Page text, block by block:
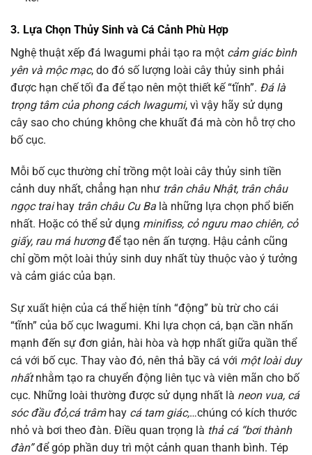
3. Lựa Chọn Thủy Sinh và Cá Cảnh Phù Hợp
Nghệ thuật xếp đá Iwagumi phải tạo ra một cảm giác bình
yên và mộc mạc, do đó số lượng loài cây thủy sinh phải
được hạn chế tối đa để tạo nên một thiết kế “tĩnh”. Đá là
trọng tâm của phong cách Iwagumi, vì vậy hãy sử dụng
cây sao cho chúng không che khuất đá mà còn hỗ trợ cho
bố cục.
Mỗi bố cục thường chỉ trồng một loài cây thủy sinh tiền
cảnh duy nhất, chẳng hạn như trân châu Nhật, trân châu
ngọc traihay trân châu Cu Ba là những lựa chọn phổ biến
nhất. Hoặc có thể sử dụng minifiss, cỏ ngưu mao chiên, cỏ
giấy, rau má hươngđể tạo nên ấn tượng. Hậu cảnh cũng
chỉ gồm một loài thủy sinh duy nhất tùy thuộc vào ý tưởng
và cảm giác của bạn.
Sự xuất hiện của cá thể hiện tính “động” bù trừ cho cái
“tĩnh” của bố cục Iwagumi. Khi lựa chọn cá, bạn cần nhấn
mạnh đến sự đơn giản, hài hòa và hợp nhất giữa quần thể
cá với bố cục. Thay vào đó, nên thả bầy cá với một loài duy
nhấtnhằm tạo ra chuyển động liên tục và viên mãn cho bố
cục. Những loài thường được sử dụng nhất là neon vua, cá
sóc đầu đỏ,cá trâmhay cá tam giác,…chúng có kích thước
nhỏ và bơi theo đàn. Điều quan trọng là thả cá “bơi thành
đàn”để góp phần duy trì một cảnh quan thanh bình. Tép